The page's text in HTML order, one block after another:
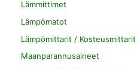
Lämmittimet
Lämpömatot
Lämpömittarit / Kosteusmittarit
Maanparannusaineet